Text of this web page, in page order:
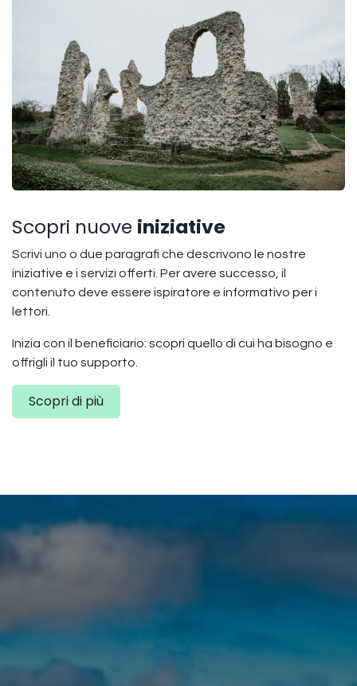
Scopri nuove iniziative
Scrivi uno o due paragrafi che descrivono le nostre
iniziative e i servizi offerti. Per avere successo, il
contenuto deve essere ispiratore e informativo per i
lettori.
Inizia con il beneficiario: scopri quello di cui ha bisogno e
offrigli il tuo supporto.
Scopri di più